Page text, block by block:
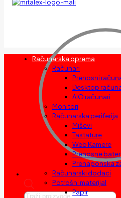
Products
Računarska oprema
Računari
Prenosni
Desktop
AIO računari
Monitori
Računarska periferija
Miševi
Tastature
Web Kamere
Prenosne
Prenaponska
Računarski dodaci
Potrošni materijal
Papir